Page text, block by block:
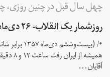
چهل سال قبل در چنین روزی،
روزشمار یک انقلاب- ۲۶ دی‌ماه
همیشه
آقایان...